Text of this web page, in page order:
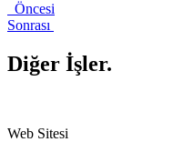
Öncesi
Sonrası
Diğer İşler.
Web Sitesi